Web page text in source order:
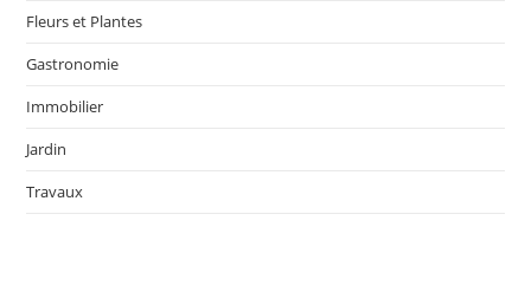
Fleurs et Plantes
Gastronomie
Immobilier
Jardin
Travaux